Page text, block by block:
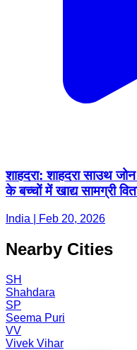
शाहदरा: शाहदरा साउथ
के बच्चों में खाद्य सामग्री
India | Feb 20, 2026
Nearby Cities
SH
Shahdara
SP
Seema Puri
VV
Vivek Vihar